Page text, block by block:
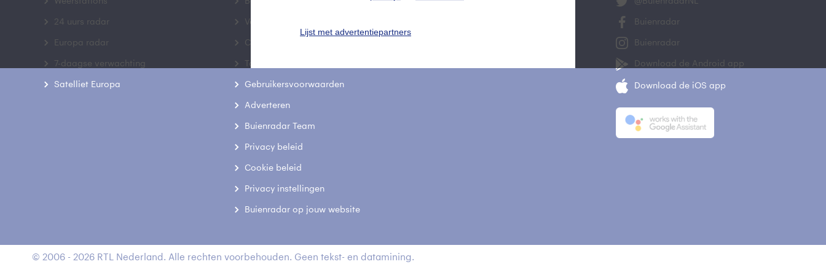
Lijst met advertentiepartners
24 uurs radar
Europa radar
7-daagse verwachting
Satelliet Europa
Veelgestelde vragen
Contact
Toegankelijkheid
Gebruikersvoorwaarden
Adverteren
Buienradar Team
Privacy beleid
Cookie beleid
Privacy instellingen
Buienradar op jouw website
Buienradar
Buienradar
Download de Android app
Download de iOS app
© 2006 - 2026 RTL Nederland. Alle rechten voorbehouden. Geen tekst- en datamining.